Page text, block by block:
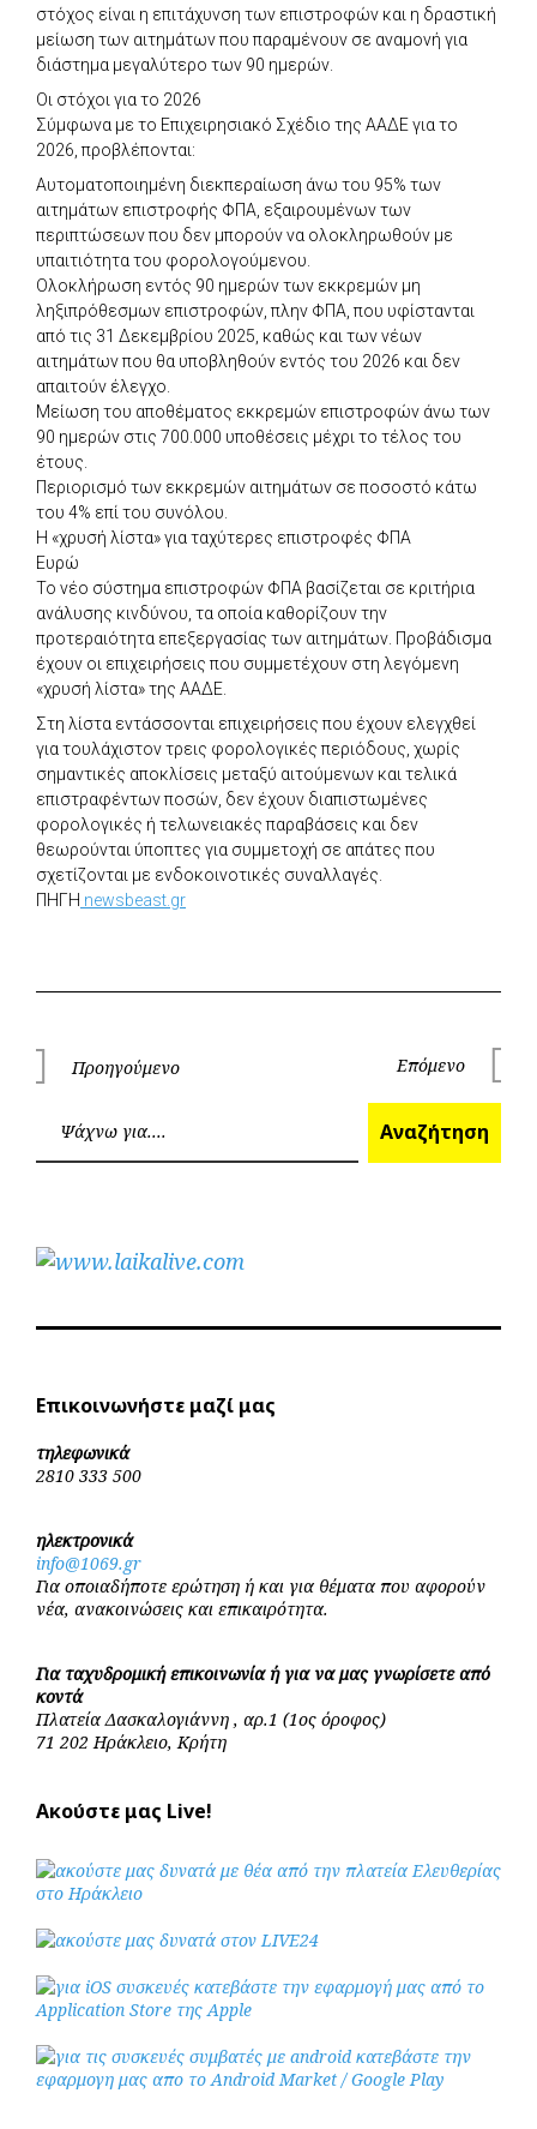
στόχος είναι η επιτάχυνση των επιστροφών και η δραστική
μείωση των αιτημάτων που παραμένουν σε αναμονή για
διάστημα μεγαλύτερο των 90 ημερών.
Οι στόχοι για το 2026
Σύμφωνα με το Επιχειρησιακό Σχέδιο της ΑΑΔΕ για το
2026, προβλέπονται:
Αυτοματοποιημένη διεκπεραίωση άνω του 95% των
αιτημάτων επιστροφής ΦΠΑ, εξαιρουμένων των
περιπτώσεων που δεν μπορούν να ολοκληρωθούν με
υπαιτιότητα του φορολογούμενου.
Ολοκλήρωση εντός 90 ημερών των εκκρεμών μη
ληξιπρόθεσμων επιστροφών, πλην ΦΠΑ, που υφίστανται
από τις 31 Δεκεμβρίου 2025, καθώς και των νέων
αιτημάτων που θα υποβληθούν εντός του 2026 και δεν
απαιτούν έλεγχο.
Μείωση του αποθέματος εκκρεμών επιστροφών άνω των
90 ημερών στις 700.000 υποθέσεις μέχρι το τέλος του
έτους.
Περιορισμό των εκκρεμών αιτημάτων σε ποσοστό κάτω
του 4% επί του συνόλου.
Η «χρυσή λίστα» για ταχύτερες επιστροφές ΦΠΑ
Ευρώ
Το νέο σύστημα επιστροφών ΦΠΑ βασίζεται σε κριτήρια
ανάλυσης κινδύνου, τα οποία καθορίζουν την
προτεραιότητα επεξεργασίας των αιτημάτων. Προβάδισμα
έχουν οι επιχειρήσεις που συμμετέχουν στη λεγόμενη
«χρυσή λίστα» της ΑΑΔΕ.
Στη λίστα εντάσσονται επιχειρήσεις που έχουν ελεγχθεί
για τουλάχιστον τρεις φορολογικές περιόδους, χωρίς
σημαντικές αποκλίσεις μεταξύ αιτούμενων και τελικά
επιστραφέντων ποσών, δεν έχουν διαπιστωμένες
φορολογικές ή τελωνειακές παραβάσεις και δεν
θεωρούνται ύποπτες για συμμετοχή σε απάτες που
σχετίζονται με ενδοκοινοτικές συναλλαγές.
ΠΗΓΗ newsbeast.gr
Πλοήγηση
άρθρων
Προηγούμενο Επόμενο
Αναζήτηση
Επικοινωνήστε μαζί μας
τηλεφωνικά
2810 333 500
ηλεκτρονικά
info@1069.gr
Για οποιαδήποτε ερώτηση ή και για θέματα που αφορούν
νέα, ανακοινώσεις και επικαιρότητα.
Για ταχυδρομική επικοινωνία ή για να μας γνωρίσετε από
κοντά
Πλατεία Δασκαλογιάννη , αρ.1 (1ος όροφος)
71 202 Ηράκλειο, Κρήτη
Ακούστε μας Live!